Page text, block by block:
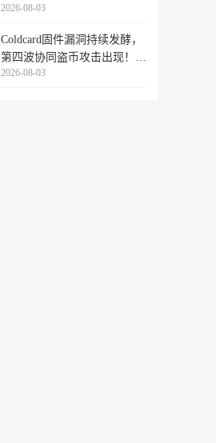
比特
2026-08-03
Coldcard固件漏洞持续发酵，
第四波协同盗币攻击出现！
462个
2026-08-03